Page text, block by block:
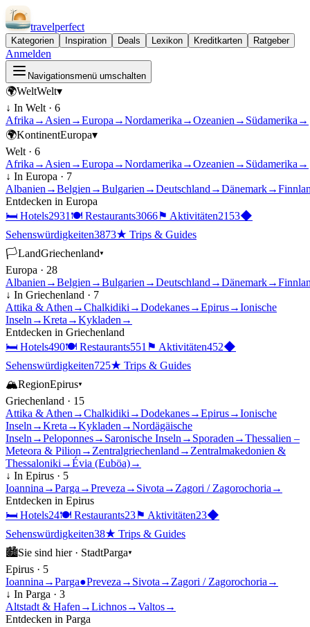
travelperfect
Kategorien Inspiration Deals Lexikon Kreditkarten Ratgeber
Anmelden
Navigationsmenü umschalten
🌍WeltWelt▾
↓ In Welt · 6
Afrika → Asien →Europa →Nordamerika →Ozeanien → Südamerika →
🌍KontinentEuropa▾
Welt · 6
Afrika → Asien →Europa →Nordamerika →Ozeanien → Südamerika →
↓ In Europa · 7
Albanien →Belgien →Bulgarien →Deutschland →Dänemark→
Entdecken in Europa
🛏 Hotels2931 🍽 Restaurants3066⚑ Aktivitäten2153◆
Sehenswürdigkeiten3873★ Trips & Guides
🏳LandGriechenland▾
Europa · 28
Albanien →Belgien →Bulgarien →Deutschland →Dänemark→
↓ In Griechenland · 7
Attika & Athen →Chalkidiki →Dodekanes→Epirus→Ionische
Inseln →Kreta →Kykladen →
Entdecken in Griechenland
🛏 Hotels490🍽 Restaurants551 ⚑ Aktivitäten452◆
Sehenswürdigkeiten725★ Trips & Guides
🏔RegionEpirus▾
Griechenland · 15
Attika & Athen →Chalkidiki →Dodekanes→Epirus→Ionische
Inseln →Kreta →Kykladen →Nordägäische
Inseln →Peloponnes→ Saronische Inseln → Sporaden →Thessalien –
Meteora & Pilion → Zentralgriechenland → Zentralmakedonien &
Thessaloniki →Évia (Euböa)→
↓ In Epirus · 5
Ioannina →Parga →Preveza → Sivota → Zagori / Zagorochoria →
Entdecken in Epirus
🛏 Hotels24🍽 Restaurants23⚑ Aktivitäten23◆
Sehenswürdigkeiten38★ Trips & Guides
🏙Sie sind hier · StadtParga▾
Epirus · 5
Ioannina →Parga●Preveza → Sivota → Zagori / Zagorochoria →
↓ In Parga · 3
Altstadt & Hafen →Lichnos→Valtos→
Entdecken in Parga